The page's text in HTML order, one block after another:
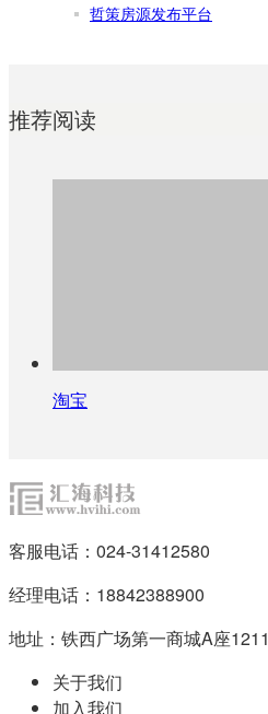
哲策房源发布平台
推荐阅读
淘宝
客服电话：024-31412580
经理电话：18842388900
地址：铁西广场第一商城A座1211
关于我们
加入我们